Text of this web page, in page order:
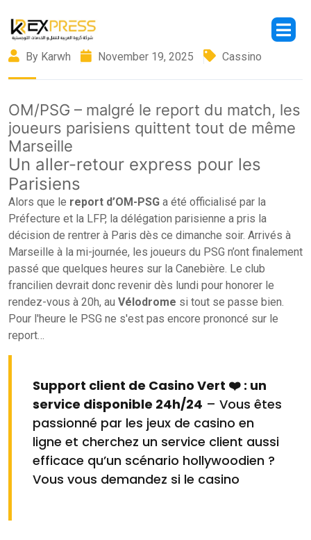
By Karwh November 19, 2025 Cassino
OM/PSG – malgré le report du match, les
joueurs parisiens quittent tout de même
Marseille
Un aller-retour express pour les
Parisiens
Alors que le report d’OM-PSG a été officialisé par la
Préfecture et la LFP, la délégation parisienne a pris la
décision de rentrer à Paris dès ce dimanche soir. Arrivés à
Marseille à la mi-journée, les joueurs du PSG n’ont finalement
passé que quelques heures sur la Canebière. Le club
francilien devrait donc revenir dès lundi pour honorer le
rendez-vous à 20h, au Vélodrome si tout se passe bien.
Pour l'heure le PSG ne s'est pas encore prononcé sur le
report…
Support client de Casino Vert ❤️ : un
service disponible 24h/24 – Vous êtes
passionné par les jeux de casino en
ligne et cherchez un service client aussi
efficace qu’un scénario hollywoodien ?
Vous vous demandez si le casino